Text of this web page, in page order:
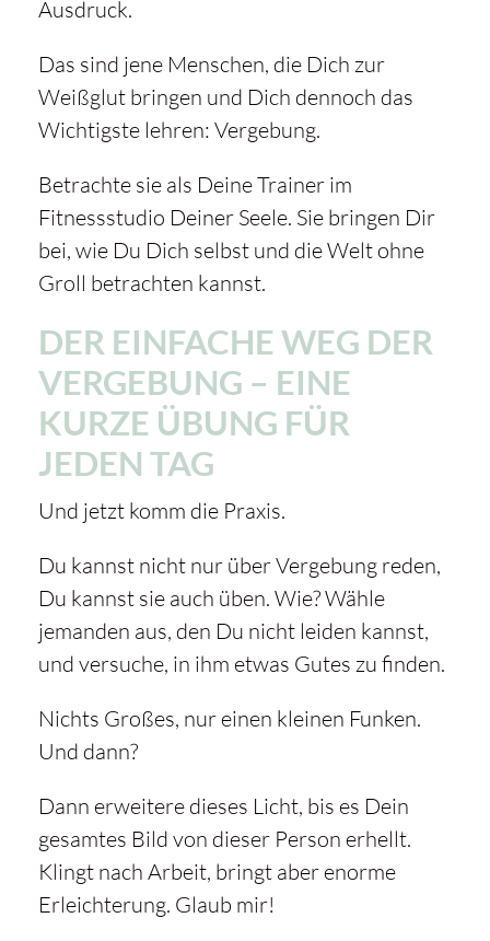
Ausdruck.
Das sind jene Menschen, die Dich zur
Weißglut bringen und Dich dennoch das
Wichtigste lehren: Vergebung.
Betrachte sie als Deine Trainer im
Fitnessstudio Deiner Seele. Sie bringen Dir
bei, wie Du Dich selbst und die Welt ohne
Groll betrachten kannst.
DER EINFACHE WEG DER
VERGEBUNG – EINE
KURZE ÜBUNG FÜR
JEDEN TAG
Und jetzt komm die Praxis.
Du kannst nicht nur über Vergebung reden,
Du kannst sie auch üben. Wie? Wähle
jemanden aus, den Du nicht leiden kannst,
und versuche, in ihm etwas Gutes zu finden.
Nichts Großes, nur einen kleinen Funken.
Und dann?
Dann erweitere dieses Licht, bis es Dein
gesamtes Bild von dieser Person erhellt.
Klingt nach Arbeit, bringt aber enorme
Erleichterung. Glaub mir!